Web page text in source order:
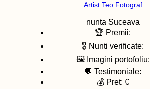
Artist Teo Fotograf
nunta Suceava
🏆 Premii:
🎖️ Nunti verificate:
🖼️ Imagini portofoliu:
💬 Testimoniale:
💰 Pret: €